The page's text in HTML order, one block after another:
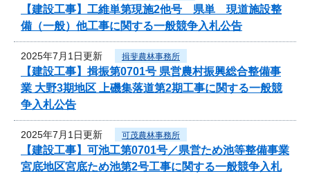
【建設工事】工維単第現施2他号 県単 現道施設整
備（一般）他工事に関する一般競争入札公告
2025年7月1日更新 揖斐農林事務所
【建設工事】揖振第0701号 県営農村振興総合整備事
業 大野3期地区 上磯集落道第2期工事に関する一般競
争入札公告
2025年7月1日更新 可茂農林事務所
【建設工事】可池工第0701号／県営ため池等整備事業
宮底地区宮底ため池第2号工事に関する一般競争入札